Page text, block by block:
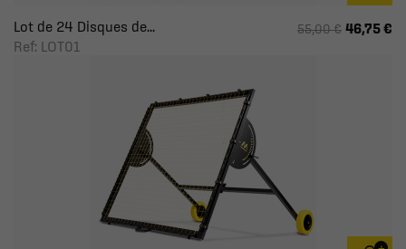
Lot de 24 Disques de...
Ref: LOT01
55,00 € 46,75 €